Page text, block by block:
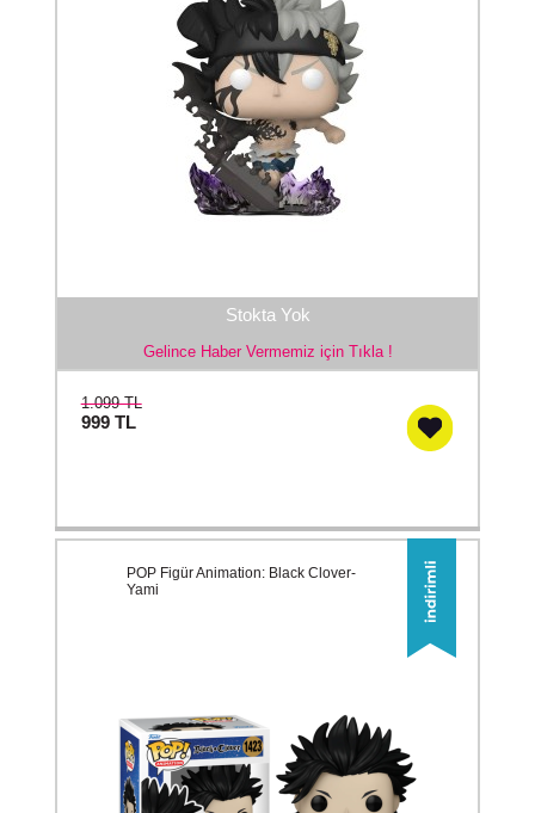
Stokta Yok
Gelince Haber Vermemiz için Tıkla !
1.099 TL
999 TL
POP Figür Animation: Black Clover-
Yami